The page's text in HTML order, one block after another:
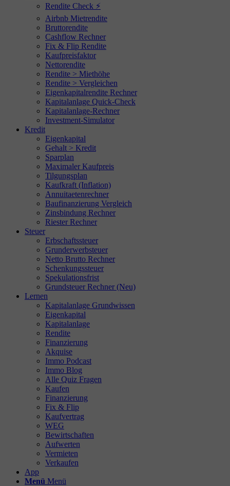
Rendite Check ⚡
Airbnb Mietrendite
Bruttorendite
Cashflow Rechner
Fix & Flip Rendite
Kaufpreisfaktor
Nettorendite
Rendite > Miethöhe
Rendite > Vergleichen
Eigenkapitalrendite Rechner
Kapitalanlage Quick-Check
Kapitalanlage-Rechner
Investment-Simulator
Kredit
Eigenkapital
Gehalt > Kredit
Sparplan
Maximaler Kaufpreis
Tilgungsplan
Kaufkraft (Inflation)
Annuitaetenrechner
Baufinanzierung Vergleich
Zinsbindung Rechner
Riester Rechner
Steuer
Erbschaftssteuer
Grunderwerbsteuer
Netto Brutto Rechner
Schenkungssteuer
Spekulationsfrist
Grundsteuer Rechner (Neu)
Lernen
Kapitalanlage Grundwissen
Eigenkapital
Kapitalanlage
Rendite
Finanzierung
Akquise
Immo Podcast
Immo Blog
Alle Quiz Fragen
Kaufen
Finanzierung
Fix & Flip
Kaufvertrag
WEG
Bewirtschaften
Aufwerten
Vermieten
Verkaufen
App
Menü Menü